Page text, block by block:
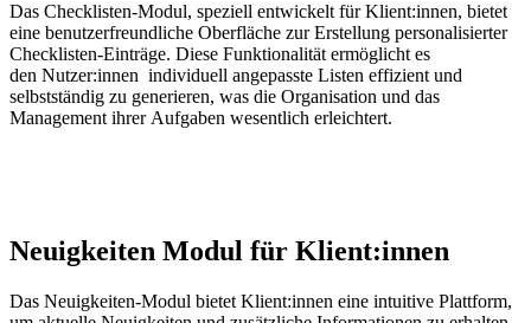
Das Checklisten-Modul, speziell entwickelt fürKlient:innen, bietet
eine benutzerfreundliche Oberfläche zur Erstellung personalisierter
Checklisten-Einträge. Diese Funktionalität ermöglicht es
den Nutzer:innen individuell angepasste Listen effizient und
selbstständig zu generieren, was die Organisation und das
Management ihrer Aufgaben wesentlich erleichtert.
Neuigkeiten Modul für Klient:innen
Das Neuigkeiten-Modul bietet Klient:innen eine intuitive Plattform,